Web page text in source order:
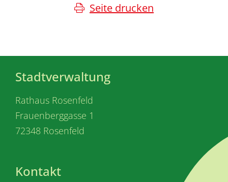
Seite drucken
Stadtverwaltung
Rathaus Rosenfeld
Frauenberggasse 1
72348 Rosenfeld
Kontakt